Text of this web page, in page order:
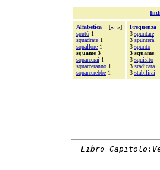
Alfabetica [« »]
sputò 1
squadrate 1
squallore 1
squame 3
squarcerai 1
squarceranno 1
squarcerebbe 1
Frequenza
3 spuntare
3 spunterà
3 spuntò
3 squame
3 squisito
3 sradicata
3 stabilirai
Libro